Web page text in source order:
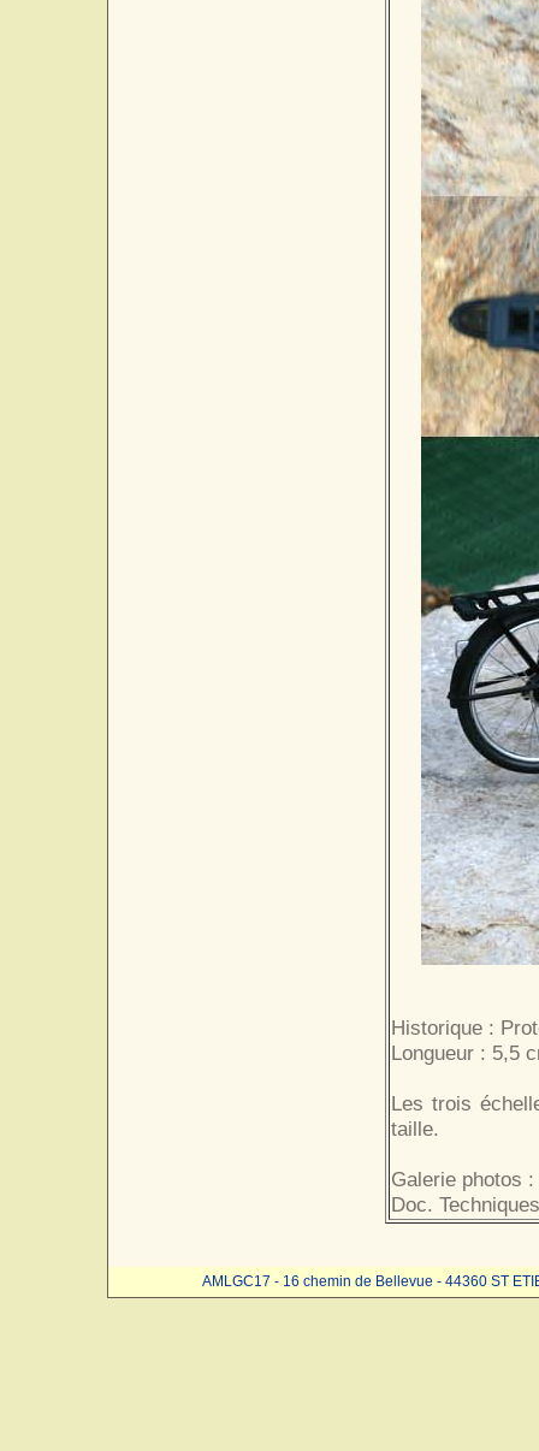
Historique :
Longueur : 5,5
Les trois
taille.
Galerie photos :
Doc.
AMLGC17 - 16 chemin de Bellevue - 44360 ST